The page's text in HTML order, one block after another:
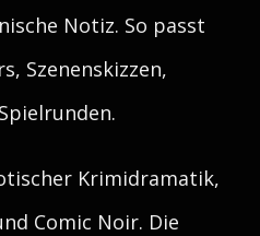
Notiz. So passt
Szenenskizzen,
Krimidramatik,
Comic Noir. Die